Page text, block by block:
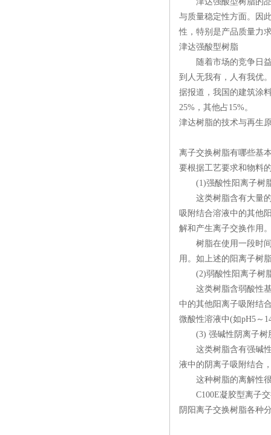
与质量稳定性方面。因
性，特别是产品质量力
津达强酸型树脂
随着市场的竞争日益
到人无我有，人有我优
据报道，我国的建筑涂
25%，其他占15%。
津达树脂的技术与再生
离子交换树脂有哪些基
要根据工艺要求和物料
(1)强酸性阳离子树
这类树脂含有大量的
吸附结合溶液中的其他
解和产生离子交换作用
树脂在使用一段时间
用。如上述的阳离子树
(2)弱酸性阳离子树
这类树脂含弱酸性基
中的其他阳离子吸附结
微酸性溶液中(如pH5～
(3) 强碱性阴离子树
这类树脂含有强碱性
液中的阴离子吸附结合
这种树脂的离解性很
C100E凝胶型离子交
阴阳离子交换树脂各种